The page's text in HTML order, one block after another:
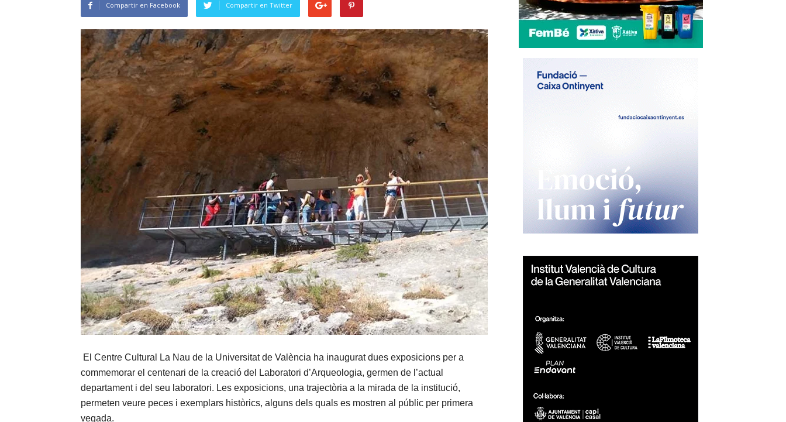
Compartir en Facebook Compartir en Twitter
El Centre Cultural La Nau de la Universitat de València ha inaugurat dues exposicions per a
commemorar el centenari de la creació del Laboratori d’Arqueologia, germen de l’actual
departament i del seu laboratori. Les exposicions, una trajectòria a la mirada de la institució,
permeten veure peces i exemplars històrics, alguns dels quals es mostren al públic per primera
vegada.